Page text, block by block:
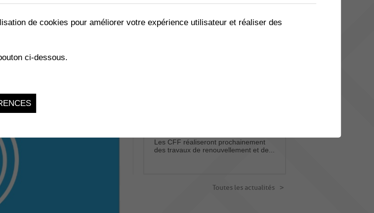
20
AOU.
Les CFF réaliseront prochainement
des travaux de renouvellement et de...
Toutes les actualités
de cookies pour améliorer votre expérience utilisateur et réaliser des
ci-dessous.